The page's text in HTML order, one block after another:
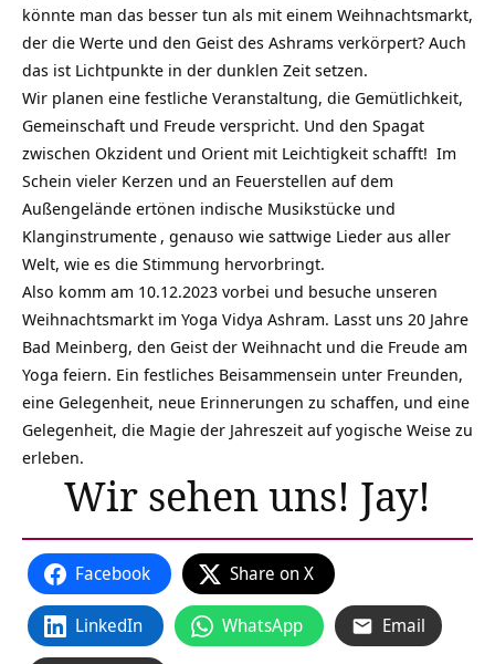
könnte man das besser tun als mit einem Weihnachtsmarkt,
der die Werte und den Geist des Ashrams verkörpert? Auch
das ist Lichtpunkte in der dunklen Zeit setzen.
Wir planen eine festliche Veranstaltung, die Gemütlichkeit,
Gemeinschaft und Freude verspricht. Und den Spagat
zwischen Okzident und Orient mit Leichtigkeit schafft! Im
Schein vieler Kerzen und an Feuerstellen auf dem
Außengelände ertönen indische Musikstücke und
Klanginstrumente , genauso wie sattwige Lieder aus aller
Welt, wie es die Stimmung hervorbringt.
Also komm am 10.12.2023 vorbei und besuche unseren
Weihnachtsmarkt im Yoga Vidya Ashram. Lasst uns 20 Jahre
Bad Meinberg, den Geist der Weihnacht und die Freude am
Yoga feiern. Ein festliches Beisammensein unter Freunden,
eine Gelegenheit, neue Erinnerungen zu schaffen, und eine
Gelegenheit, die Magie der Jahreszeit auf yogische Weise zu
erleben.
Wir sehen uns! Jay!
Facebook Share on X
LinkedIn WhatsApp Email